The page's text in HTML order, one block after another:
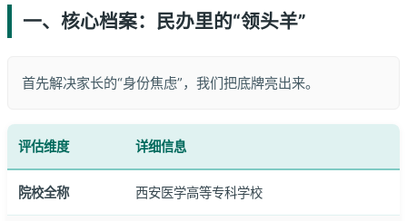
一、核心档案：民办里的“领头羊”
首先解决家长的“身份焦虑”，我们把底牌亮出来。
评估维度 详细信息
院校全称 西安医学高等专科学校